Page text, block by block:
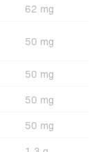
62 mg
50 mg
50 mg
50 mg
50 mg